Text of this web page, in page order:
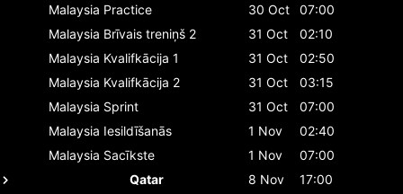
Malaysia Practice 30 Oct
07:00
Malaysia Brīvais treniņš 2 31 Oct
02:10
Malaysia Kvalifkācija 1 31 Oct
02:50
Malaysia Kvalifkācija 2 31 Oct
03:15
Malaysia Sprint 31 Oct
07:00
Malaysia Iesildīšanās 1 Nov
02:40
Malaysia Sacīkste 1 Nov
07:00
Qatar
8 Nov
17:00